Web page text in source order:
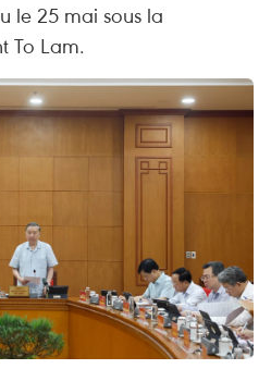
le 25 mai sous la
To Lam.